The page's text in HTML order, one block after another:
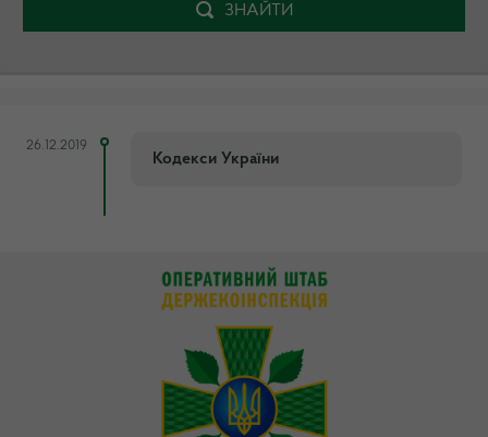
ЗНАЙТИ
26.12.2019
Кодекси України